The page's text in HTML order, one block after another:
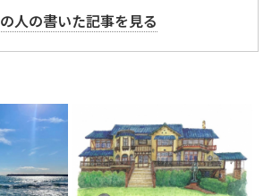
人の書いた記事を見る